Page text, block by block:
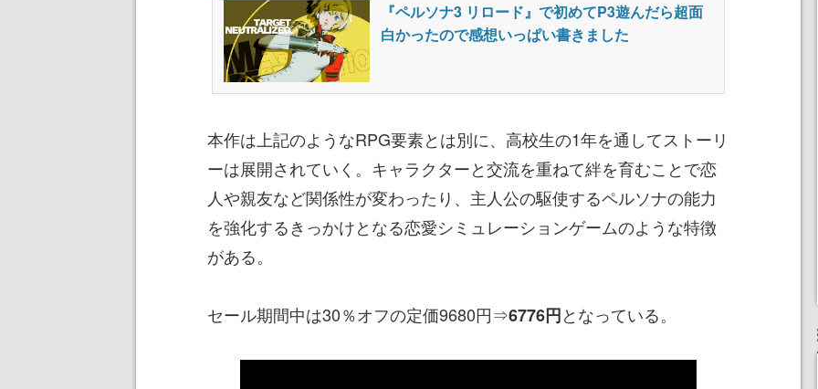
『ペルソナ3 リロード』で初めてP3遊んだら超面
白かったので感想いっぱい書きました
本作は上記のようなRPG要素とは別に、高校生の1年を通してストーリ
ーは展開されていく。キャラクターと交流を重ねて絆を育むことで恋
人や親友など関係性が変わったり、主人公の駆使するペルソナの能力
を強化するきっかけとなる恋愛シミュレーションゲームのような特徴
がある。
セール期間中は30％オフの定価9680円⇒6776円となっている。